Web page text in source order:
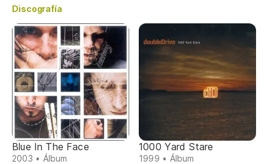
Discografía
Blue In The Face
2003 • Álbum
1000 Yard Stare
1999 • Álbum